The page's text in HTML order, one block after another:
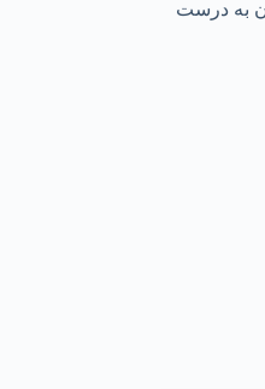
به درست